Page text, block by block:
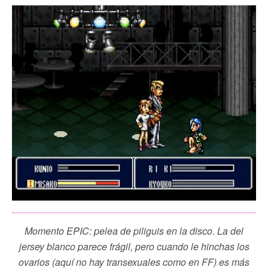
Momento EPIC: pelea de piliguis en la disco. La del
jersey blanco parece frágil, pero cuando le hinchas los
ovarios (aquí no hay transexuales como en FF) es más